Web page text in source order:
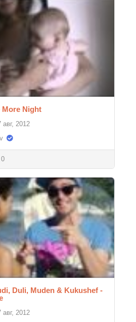
More Night
авг, 2012
0
Duli, Muden & Kukushef -
авг, 2012